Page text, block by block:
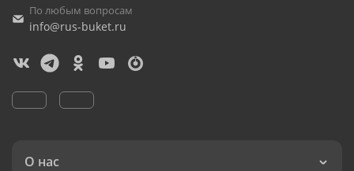
По любым вопросам
info@rus-buket.ru
О нас